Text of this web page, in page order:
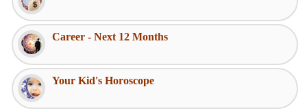
Career - Next 12 Months
Your Kid's Horoscope